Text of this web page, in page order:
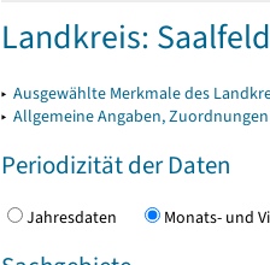
Landkreis:
▸ Ausgewählte Merkmale des
▸ Allgemeine Angaben, Zuordnungen
Periodizität der Daten
Jahresdaten Monats- und